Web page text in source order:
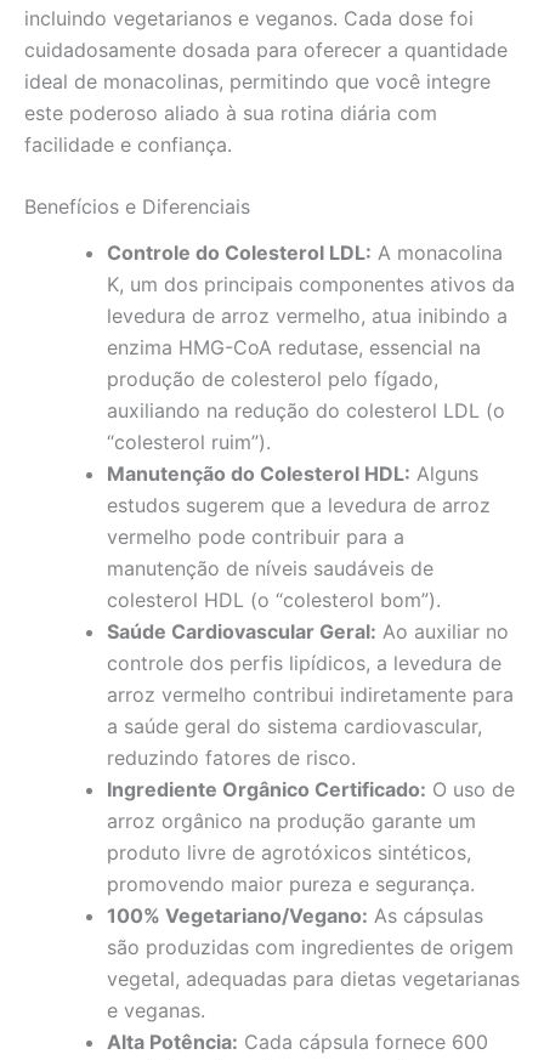
incluindo vegetarianos e veganos. Cada dose foi
cuidadosamente dosada para oferecer a quantidade
ideal de monacolinas, permitindo que você integre
este poderoso aliado à sua rotina diária com
facilidade e confiança.
Benefícios e Diferenciais
Controle do Colesterol LDL: A monacolina
K, um dos principais componentes ativos da
levedura de arroz vermelho, atua inibindo a
enzima HMG-CoA redutase, essencial na
produção de colesterol pelo fígado,
auxiliando na redução do colesterol LDL (o
“colesterol ruim”).
Manutenção do Colesterol HDL: Alguns
estudos sugerem que a levedura de arroz
vermelho pode contribuir para a
manutenção de níveis saudáveis de
colesterol HDL (o “colesterol bom”).
Saúde Cardiovascular Geral: Ao auxiliar no
controle dos perfis lipídicos, a levedura de
arroz vermelho contribui indiretamente para
a saúde geral do sistema cardiovascular,
reduzindo fatores de risco.
Ingrediente Orgânico Certificado: O uso de
arroz orgânico na produção garante um
produto livre de agrotóxicos sintéticos,
promovendo maior pureza e segurança.
100% Vegetariano/Vegano: As cápsulas
são produzidas com ingredientes de origem
vegetal, adequadas para dietas vegetarianas
e veganas.
Alta Potência: Cada cápsula fornece 600